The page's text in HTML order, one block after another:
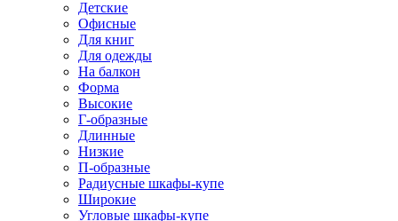
Детские
Офисные
Для книг
Для одежды
На балкон
Форма
Высокие
Г-образные
Длинные
Низкие
П-образные
Радиусные шкафы-купе
Широкие
Угловые шкафы-купе